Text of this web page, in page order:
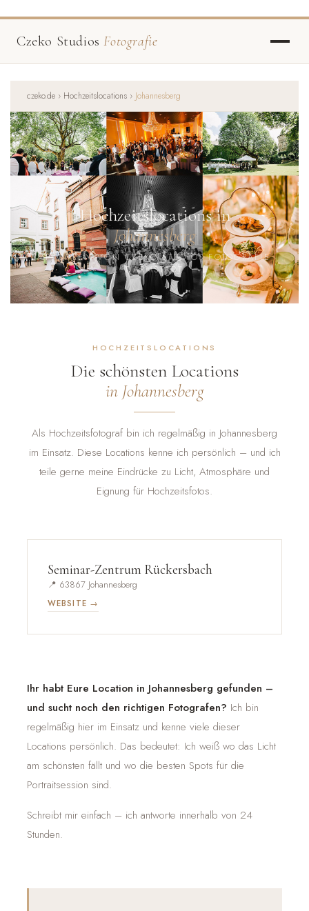
Czeko StudiosFotografie
czeko.de › Hochzeitslocations › Johannesberg
Hochzeitslocations in
Johannesberg
EMPFOHLEN VON CZEKO STUDIOS FOTOGRAFIE ·
DARMSTADT
HOCHZEITSLOCATIONS
Die schönsten Locations
in Johannesberg
Als Hochzeitsfotograf bin ich regelmäßig in Johannesberg
im Einsatz. Diese Locations kenne ich persönlich – und ich
teile gerne meine Eindrücke zu Licht, Atmosphäre und
Eignung für Hochzeitsfotos.
Seminar-Zentrum Rückersbach
📍 63867 Johannesberg
WEBSITE →
Ihr habt Eure Location in Johannesberg gefunden –
und sucht noch den richtigen Fotografen? Ich bin
regelmäßig hier im Einsatz und kenne viele dieser
Locations persönlich. Das bedeutet: Ich weiß wo das Licht
am schönsten fällt und wo die besten Spots für die
Portraitsession sind.
Schreibt mir einfach – ich antworte innerhalb von 24
Stunden.